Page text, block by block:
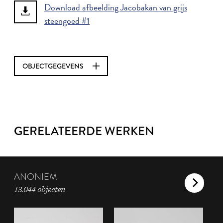
Download afbeelding Jacobakan van grijs
steengoed #1
OBJECTGEGEVENS
GERELATEERDE WERKEN
ANONIEM
13.044 objecten